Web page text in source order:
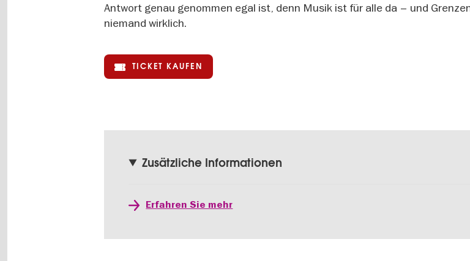
Antwort genau genommen egal ist, denn Musik ist für alle da – und
niemand wirklich.
TICKET KAUFEN
Zusätzliche Informationen
Erfahren Sie mehr